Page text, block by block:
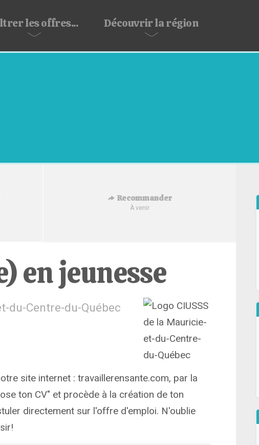
les offres... Découvrirla région
Recommander
À venir
en jeunesse
du-Centre-du-Québec
site internet : travaillerensante.com, par la
ton CV" et procède à la création de ton
directement sur l'offre d'emploi. N'oublie